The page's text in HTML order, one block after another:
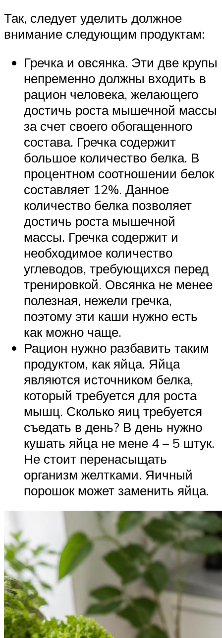
Так, следует уделить должное
внимание следующим продуктам:
Гречка и овсянка. Эти две крупы
непременно должны входить в
рацион человека, желающего
достичь роста мышечной массы
за счет своего обогащенного
состава. Гречка содержит
большое количество белка. В
процентном соотношении белок
составляет 12%. Данное
количество белка позволяет
достичь роста мышечной
массы. Гречка содержит и
необходимое количество
углеводов, требующихся перед
тренировкой. Овсянка не менее
полезная, нежели гречка,
поэтому эти каши нужно есть
как можно чаще.
Рацион нужно разбавить таким
продуктом, как яйца. Яйца
являются источником белка,
который требуется для роста
мышц. Сколько яиц требуется
съедать в день? В день нужно
кушать яйца не мене 4 – 5 штук.
Не стоит перенасыщать
организм желтками. Яичный
порошок может заменить яйца.